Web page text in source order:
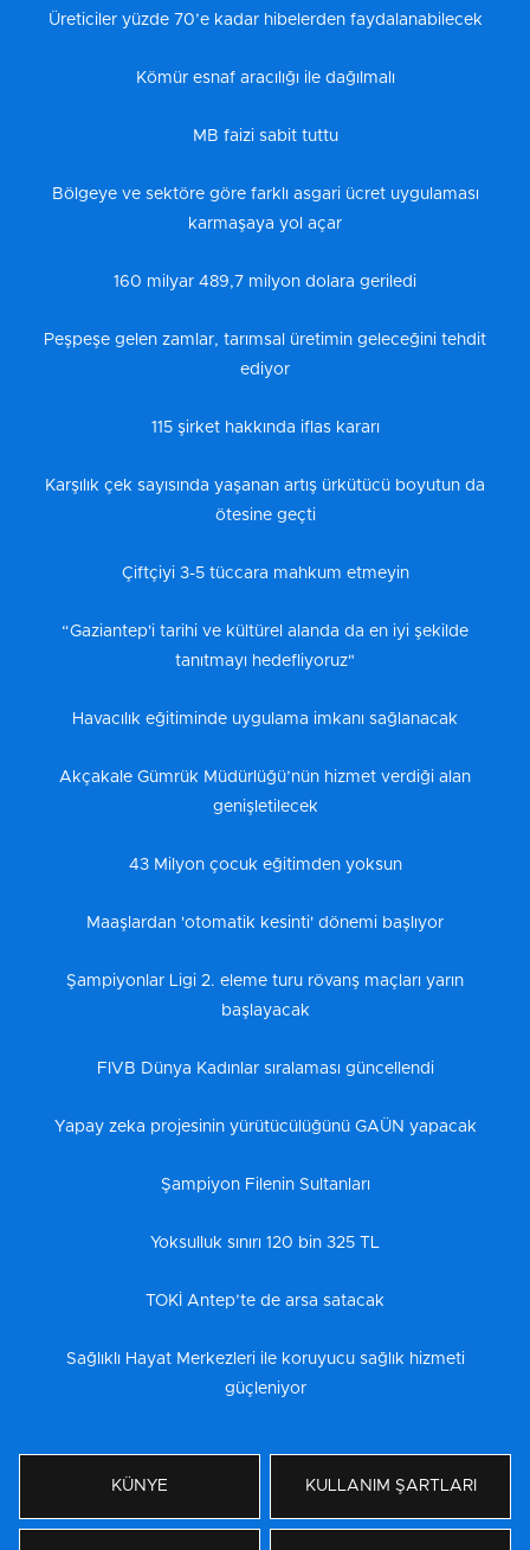
Üreticiler yüzde 70’e kadar hibelerden faydalanabilecek
Kömür esnaf aracılığı ile dağılmalı
MB faizi sabit tuttu
Bölgeye ve sektöre göre farklı asgari ücret uygulaması
karmaşaya yol açar
160 milyar 489,7 milyon dolara geriledi
Peşpeşe gelen zamlar, tarımsal üretimin geleceğini tehdit
ediyor
115 şirket hakkında iflas kararı
Karşılık çek sayısında yaşanan artış ürkütücü boyutun da
ötesine geçti
Çiftçiyi 3-5 tüccara mahkum etmeyin
“Gaziantep'i tarihi ve kültürel alanda da en iyi şekilde
tanıtmayı hedefliyoruz"
Havacılık eğitiminde uygulama imkanı sağlanacak
Akçakale Gümrük Müdürlüğü’nün hizmet verdiği alan
genişletilecek
43 Milyon çocuk eğitimden yoksun
Maaşlardan 'otomatik kesinti' dönemi başlıyor
Şampiyonlar Ligi 2. eleme turu rövanş maçları yarın
başlayacak
FIVB Dünya Kadınlar sıralaması güncellendi
Yapay zeka projesinin yürütücülüğünü GAÜN yapacak
Şampiyon Filenin Sultanları
Yoksulluk sınırı 120 bin 325 TL
TOKİ Antep’te de arsa satacak
Sağlıklı Hayat Merkezleri ile koruyucu sağlık hizmeti
güçleniyor
KÜNYE KULLANIM ŞARTLARI